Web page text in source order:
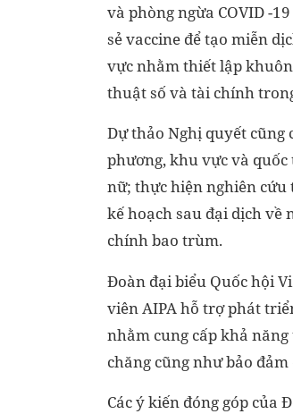
và phòng ngừa COVID -
sẻ vaccine để tạo miễn
vực nhằm thiết lập
thuật số và tài chính
Dự thảo Nghị quyết cũng
phương, khu vực và
nữ; thực hiện nghiên cứu
kế hoạch sau đại dịch về
chính bao trùm.
Đoàn đại biểu Quốc hội
viên AIPA hỗ trợ phát
nhằm cung cấp khả
chăng cũng như bảo
Các ý kiến đóng góp của